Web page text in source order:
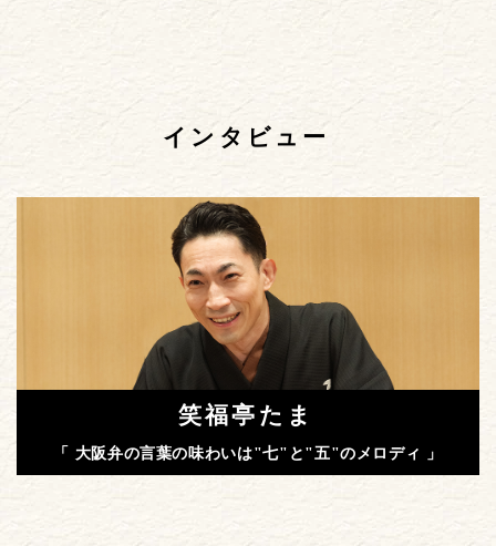
インタビュー
笑福亭たま
「 大阪弁の言葉の味わいは"七"と"五"のメロディ 」